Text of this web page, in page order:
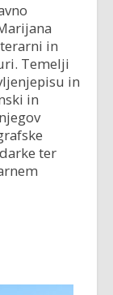
in
Temelji
in
in
ter